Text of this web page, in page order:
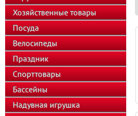
Хозяйственные товары
Посуда
Велосипеды
Праздник
Спорттовары
Бассейны
Надувная игрушка